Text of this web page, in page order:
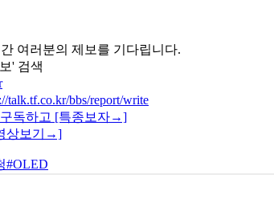
여러분의 제보를 기다립니다.
' 검색
talk.tf.co.kr/bbs/report/write
독하고 [특종보자→]
상보기→]
#OLED